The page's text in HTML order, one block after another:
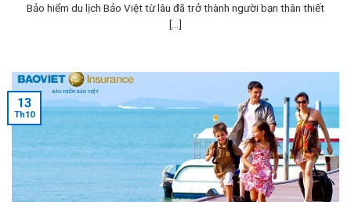
Bảo hiểm du lịch Bảo Việt từ lâu đã trở thành người bạn thân thiết
[...]
13
Th10